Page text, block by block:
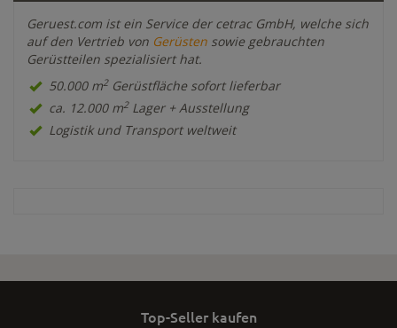
Geruest.com ist ein Service der cetrac GmbH, welche sich
auf den Vertrieb von Gerüsten sowie gebrauchten
Gerüstteilen spezialisiert hat.
50.000 m2Gerüstfläche sofort lieferbar
ca. 12.000 m2Lager + Ausstellung
Logistik und Transport weltweit
Top-Seller kaufen